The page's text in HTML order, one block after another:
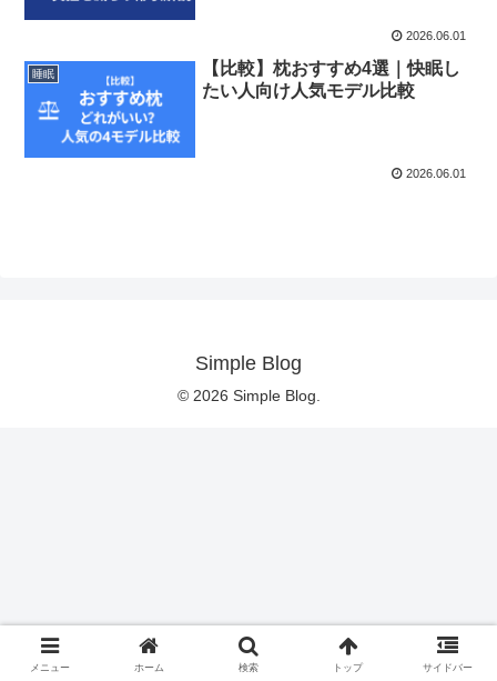
2026.06.01
睡眠
【比較】枕おすすめ4選｜快眠し
たい人向け人気モデル比較
2026.06.01
Simple Blog
© 2026 Simple Blog.
メニュー ホーム 検索 トップ サイドバー